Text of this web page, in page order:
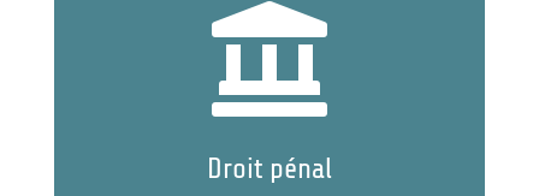

Droit pénal